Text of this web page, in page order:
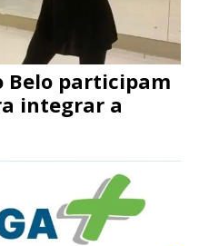
Belo participam
integrar a